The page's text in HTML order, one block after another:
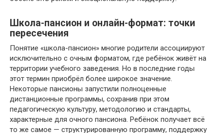
Школа-пансион и онлайн-формат: точки
пересечения
Понятие «школа-пансион» многие родители ассоциируют
исключительно с очным форматом, где ребёнок живёт на
территории учебного заведения. Но в последние годы
этот термин приобрёл более широкое значение.
Некоторые пансионы запустили полноценные
дистанционные программы, сохранив при этом
педагогическую культуру, методологию и стандарты,
характерные для очного пансиона. Ребёнок получает всё
то же самое — структурированную программу, поддержку